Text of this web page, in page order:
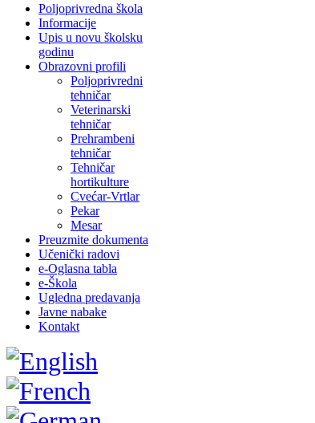
Poljoprivredna škola
Informacije
Upis u novu školsku
godinu
Obrazovni profili
Poljoprivredni
tehničar
Veterinarski
tehničar
Prehrambeni
tehničar
Tehničar
hortikulture
Cvećar-Vrtlar
Pekar
Mesar
Preuzmite dokumenta
Učenički radovi
e-Oglasna tabla
e-Škola
Ugledna predavanja
Javne nabake
Kontakt